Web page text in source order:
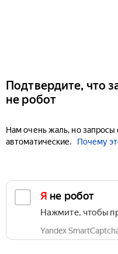
Подтвердите, что
не робот
Нам очень жаль, но запросы
автоматические.
Почему
Я не робот
Нажмите, чтобы
Yandex